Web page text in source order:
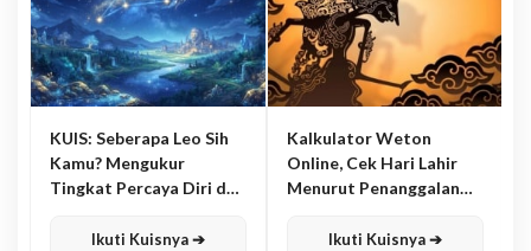
KUIS: Seberapa Leo Sih
Kamu? Mengukur
Tingkat Percaya Diri dan
Ikuti Kuisnya ➔
Kalkulator Weton
Online, Cek Hari Lahir
Menurut Penanggalan
Ikuti Kuisnya ➔